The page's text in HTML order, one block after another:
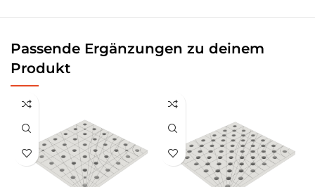
Passende Ergänzungen zu deinem
Produkt